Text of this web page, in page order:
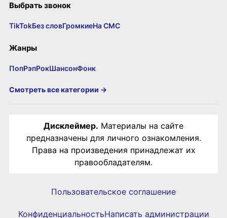
Выбрать звонок
TikTokБез словГромкиеНа СМС
Жанры
ПопРэпРокШансонФонк
Смотреть все категории →
Дисклеймер. Материалы на сайте
предназначены для личного ознакомления.
Права на произведения принадлежат их
правообладателям.
Пользовательское соглашение
КонфиденциальностьНаписать администрации